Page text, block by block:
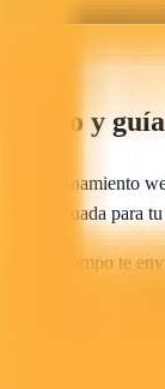
y
posicionamiento
adecuada para
del Campo te